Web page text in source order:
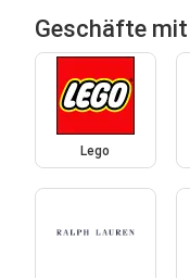
Geschäfte
Lego